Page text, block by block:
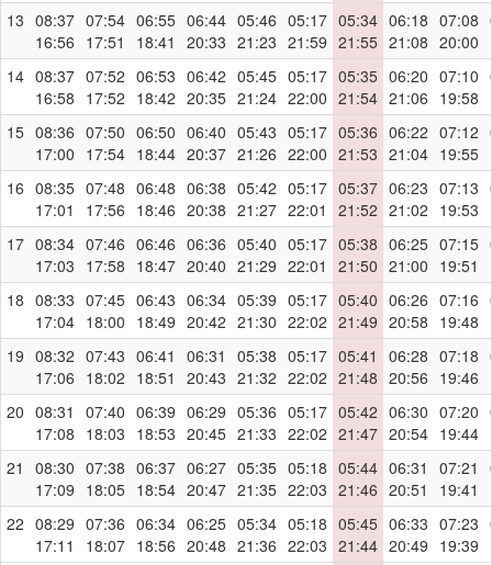
13 08:37
16:56
07:54
17:51
06:55
18:41
06:44
20:33
05:46
21:23
05:17
21:59
05:34
21:55
06:18
21:08
07:08
20:00
14 08:37
16:58
07:52
17:52
06:53
18:42
06:42
20:35
05:45
21:24
05:17
22:00
05:35
21:54
06:20
21:06
07:10
19:58
15 08:36
17:00
07:50
17:54
06:50
18:44
06:40
20:37
05:43
21:26
05:17
22:00
05:36
21:53
06:22
21:04
07:12
19:55
16 08:35
17:01
07:48
17:56
06:48
18:46
06:38
20:38
05:42
21:27
05:17
22:01
05:37
21:52
06:23
21:02
07:13
19:53
17 08:34
17:03
07:46
17:58
06:46
18:47
06:36
20:40
05:40
21:29
05:17
22:01
05:38
21:50
06:25
21:00
07:15
19:51
18 08:33
17:04
07:45
18:00
06:43
18:49
06:34
20:42
05:39
21:30
05:17
22:02
05:40
21:49
06:26
20:58
07:16
19:48
19 08:32
17:06
07:43
18:02
06:41
18:51
06:31
20:43
05:38
21:32
05:17
22:02
05:41
21:48
06:28
20:56
07:18
19:46
20 08:31
17:08
07:40
18:03
06:39
18:53
06:29
20:45
05:36
21:33
05:17
22:02
05:42
21:47
06:30
20:54
07:20
19:44
21
08:30
17:09
07:38
18:05
06:37
18:54
06:27
20:47
05:35
21:35
05:18
22:03
05:44
21:46
06:31
20:51
07:21
19:41
22 08:29
17:11
07:36
18:07
06:34
18:56
06:25
20:48
05:34
21:36
05:18
22:03
05:45
21:44
06:33
20:49
07:23
19:39